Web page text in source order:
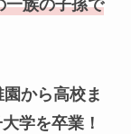
一族の子孫で
園から高校ま
学を卒業！